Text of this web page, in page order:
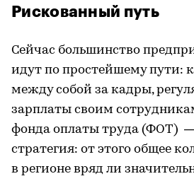
Рискованный путь
Сейчас большинство
идут по простейшему пути:
между собой за кадры,
зарплаты своим
фонда оплаты труда (ФОТ)
стратегия: от этого общее
в регионе вряд ли